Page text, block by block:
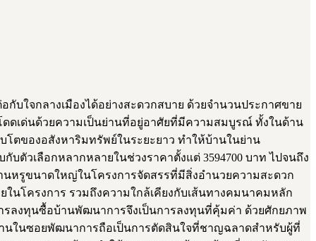
ใจกลางเมืองได้อย่างสะดวกสบาย ด้วยจำนวนประกาศขาย
ดเด่นด้วยความเป็นย่านที่อยู่อาศัยที่มีความสมบูรณ์ ทั้งในด้าน
ตของอสังหาริมทรัพย์ในระยะยาว ทำให้บ้านในย่าน
วเลือกหลากหลายในช่วงราคาตั้งแต่ 3594700 บาท ไปจนถึง
นหรูขนาดใหญ่ในโครงการจัดสรรที่มีสิ่งอำนวยความสะดวก
โครงการ รวมถึงความใกล้เคียงกับเส้นทางคมนาคมหลัก
ารลงทุนซื้อบ้านพัฒนาการจึงเป็นการลงทุนที่คุ้มค่า ด้วยศักยภาพ
นในซอยพัฒนาการถือเป็นการตัดสินใจที่ชาญฉลาดสำหรับผู้ที่